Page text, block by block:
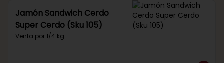
Jamón Sandwich Cerdo
Super Cerdo (Sku 105)
Venta por 1/4 kg.